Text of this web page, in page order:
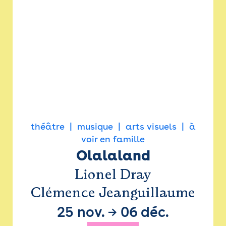
théâtre musique arts visuels
à
voir en famille
Olalaland
Lionel Dray
Clémence Jeanguillaume
25 nov. → 06 déc.